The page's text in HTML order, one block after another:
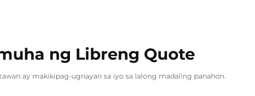
ng Libreng Quote
ay makikipag-ugnayan sa iyo sa lalong madaling panahon.